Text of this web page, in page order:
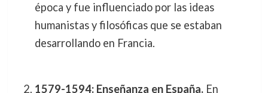
época y fue influenciado por las ideas
humanistas y filosóficas que se estaban
desarrollando en Francia.
1579-1594: Enseñanza en España.En